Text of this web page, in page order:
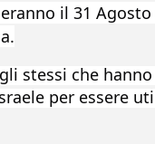
il 31 Agosto
stessi che
per essere